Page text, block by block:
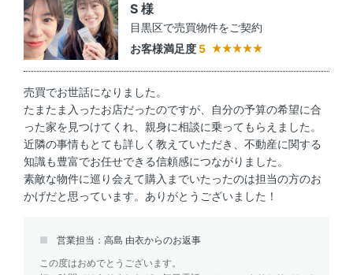
S 様
目黒区で売買物件をご契約
お客様満足度 5
売買でお世話になりました。
たまたま入ったお店だったのですが、自分の予算の希望に合
った家を見つけてくれ、親身に相談に乗ってもらえました。
近隣の事情もとても詳しく教えていただき、不動産に関する
知識も豊富でお任せできる信頼感につながりました。
素敵な物件に巡り会えて購入までいたったのは担当の方のお
かげだと思っています。ありがとうございました！
営業担当：高島 由衣からのお返事
この度はおめでとうございます。